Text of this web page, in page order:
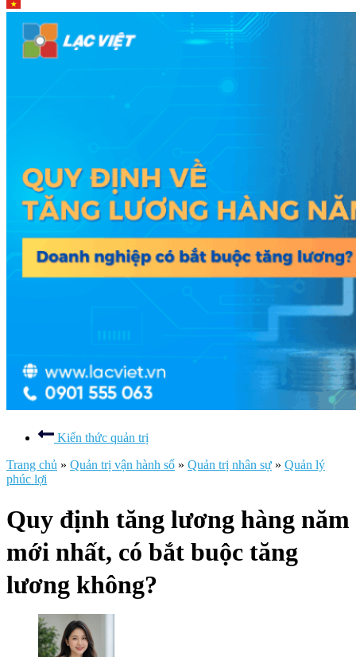
Kiến thức quản trị
Trang chủ » Quản trị vận hành số » Quản trị nhân sự » Quản lý
phúc lợi
Quy định tăng lương hàng năm
mới nhất, có bắt buộc tăng
lương không?